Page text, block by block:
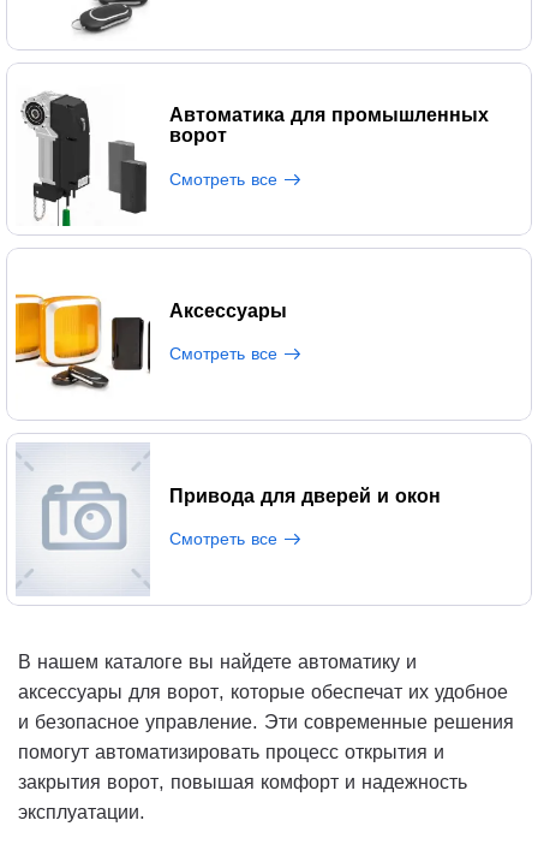
Автоматика для промышленных
ворот
Смотреть все
Аксессуары
Смотреть все
Привода для дверей и окон
Смотреть все
В нашем каталоге вы найдете автоматику и
аксессуары для ворот, которые обеспечат их удобное
и безопасное управление. Эти современные решения
помогут автоматизировать процесс открытия и
закрытия ворот, повышая комфорт и надежность
эксплуатации.